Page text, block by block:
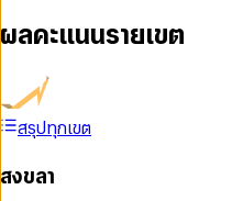
ผลคะแนนรายเขต
สรุปทุกเขต
สงขลา